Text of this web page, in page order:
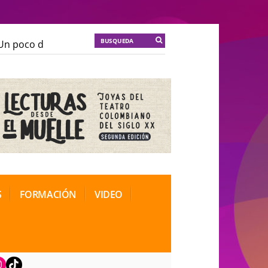
poco de locura para la cordura
Soma
de Teatro Rosa
FORMACIÓN VIDEO
TikTok